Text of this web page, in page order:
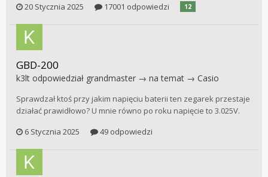
20 Stycznia 2025 17001 odpowiedzi 12
GBD-200
k3lt odpowiedział grandmaster → na temat → Casio
Sprawdzał ktoś przy jakim napięciu baterii ten zegarek przestaje
działać prawidłowo? U mnie równo po roku napięcie to 3.025V.
6 Stycznia 2025
49 odpowiedzi